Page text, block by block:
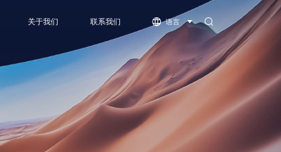
萤火虫系列-COB
关于我们
公司简介
联系我们 语言